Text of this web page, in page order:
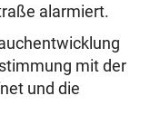
alarmiert.
mit der
und die